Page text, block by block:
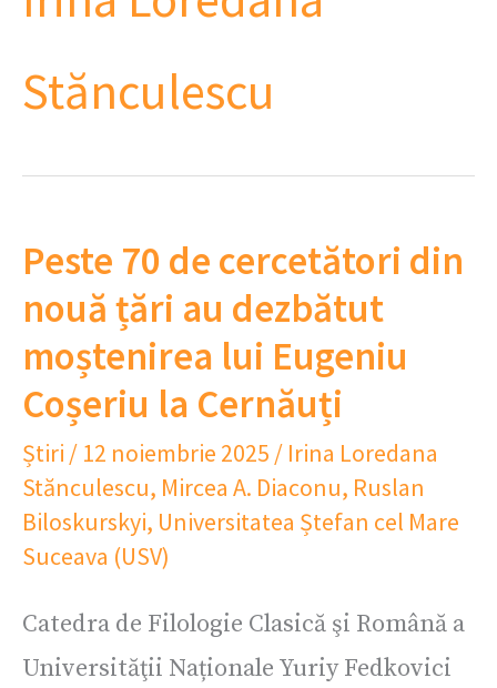
Stănculescu
Peste 70 de cercetători din
nouă țări au dezbătut
moștenirea lui Eugeniu
Coșeriu la Cernăuți
Știri / 12 noiembrie 2025 / Irina Loredana
Stănculescu, Mircea A. Diaconu, Ruslan
Biloskurskyi, Universitatea Ștefan cel Mare
Suceava (USV)
Catedra de Filologie Clasică şi Română a
Universităţii Naționale Yuriy Fedkovici